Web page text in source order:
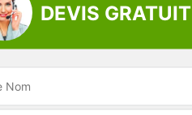
Entreprise de
jardinage 46
DEVIS GRATUIT